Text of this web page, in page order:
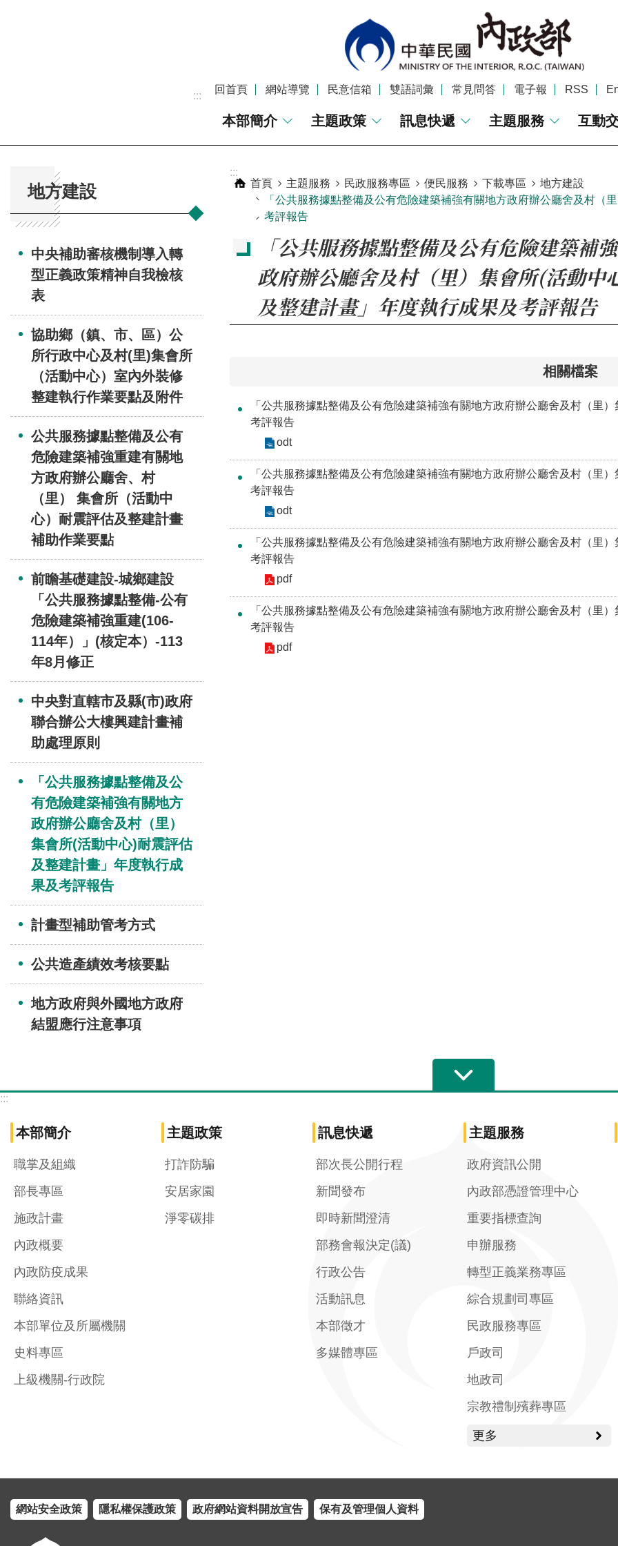
:::
回首頁 網站導覽 民意信箱 雙語詞彙 常見問答 電子報 RSS
本部簡介 主題政策 訊息快遞 主題服務 互動
地方建設
中央補助審核機制導入轉
型正義政策精神自我檢核
表
協助鄉（鎮、市、區）公
所行政中心及村(里)集會所
（活動中心）室內外裝修
整建執行作業要點及附件
公共服務據點整備及公有
危險建築補強重建有關地
方政府辦公廳舍、村
（里） 集會所（活動中
心）耐震評估及整建計畫
補助作業要點
前瞻基礎建設-城鄉建設
「公共服務據點整備-公有
危險建築補強重建(106-
114年）」(核定本）-113
年8月修正
中央對直轄市及縣(市)政府
聯合辦公大樓興建計畫補
助處理原則
「公共服務據點整備及公
有危險建築補強有關地方
政府辦公廳舍及村（里）
集會所(活動中心)耐震評估
及整建計畫」年度執行成
果及考評報告
計畫型補助管考方式
公共造產績效考核要點
地方政府與外國地方政府
結盟應行注意事項
:::
首頁
主題服務 民政服務專區 便民服務 下載專區
地方建設
「公共服務據點整備及公有危險建築補強有關地方政府辦公廳舍及村（
考評報告
「公共服務據點整備及公有危險建築補
政府辦公廳舍及村（里）集會所(活動中
及整建計畫」年度執行成果及考評報告
相關檔案
「公共服務據點整備及公有危險建築補強有關地方政府辦公廳舍及村（里
考評報告
odt
「公共服務據點整備及公有危險建築補強有關地方政府辦公廳舍及村（里
考評報告
odt
「公共服務據點整備及公有危險建築補強有關地方政府辦公廳舍及村（里
考評報告
pdf
「公共服務據點整備及公有危險建築補強有關地方政府辦公廳舍及村（里
考評報告
pdf
:::
本部簡介
職掌及組織
部長專區
施政計畫
內政概要
內政防疫成果
聯絡資訊
本部單位及所屬機關
史料專區
上級機關-行政院
主題政策
打詐防騙
安居家園
淨零碳排
訊息快遞
部次長公開行程
新聞發布
即時新聞澄清
部務會報決定(議)
行政公告
活動訊息
本部徵才
多媒體專區
主題服務
政府資訊公開
內政部憑證管理中心
重要指標查詢
申辦服務
轉型正義業務專區
綜合規劃司專區
民政服務專區
戶政司
地政司
宗教禮制殯葬專區
更多
網站安全政策 隱私權保護政策 政府網站資料開放宣告 保有及管理個人資料